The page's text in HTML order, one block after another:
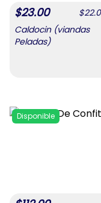
$23.00 $
Caldocin (viandas
Peladas)
Disponible